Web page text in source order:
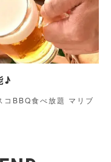
♪
コBBQ食べ放題 マリブ